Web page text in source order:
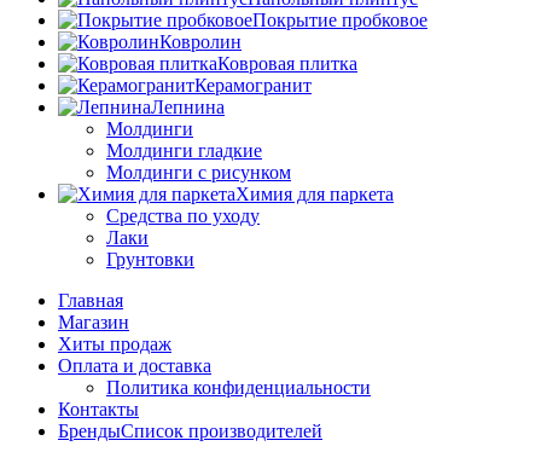
Покрытие пробковое
Ковролин
Ковровая плитка
Керамогранит
Лепнина
Молдинги
Молдинги гладкие
Молдинги с рисунком
Химия для паркета
Средства по уходу
Лаки
Грунтовки
Главная
Магазин
Хиты продаж
Оплата и доставка
Политика конфиденциальности
Контакты
БрендыСписок производителей